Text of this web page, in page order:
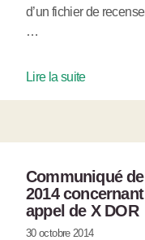
d’un fichier de
…
Lire la suite
Communiqué
2014
appel de X DOR
30 octobre 2014